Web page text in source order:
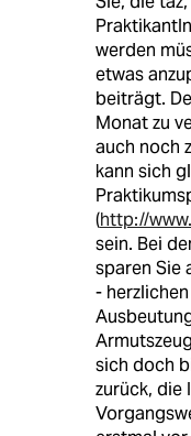
werden
etwas
beiträgt.
Monat zu
auch noch
kann sich
(http://
sein. Bei
sparen Sie
-
sich doch
zurück, die